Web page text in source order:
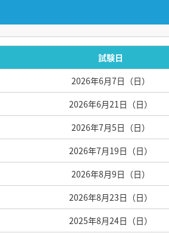
試験日
2026年6月7日（日）
2026年6月21日（日）
2026年7月5日（日）
2026年7月19日（日）
2026年8月9日（日）
2026年8月23日（日）
2025年8月24日（日）